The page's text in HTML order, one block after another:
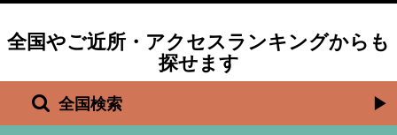
全国やご近所・アクセスランキングからも
探せます
全国検索